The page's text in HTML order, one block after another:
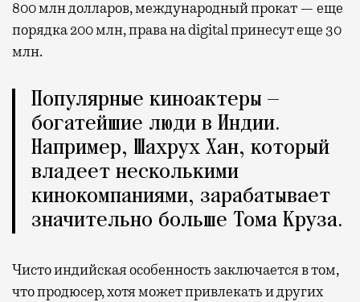
800 млн долларов, международный прокат — еще
порядка 200 млн, права на digital принесут еще 30
млн.
Популярные киноактеры —
богатейшие люди в Индии.
Например, Шахрух Хан, который
владеет несколькими
кинокомпаниями, зарабатывает
значительно больше Тома Круза.
Чисто индийская особенность заключается в том,
что продюсер, хотя может привлекать и других